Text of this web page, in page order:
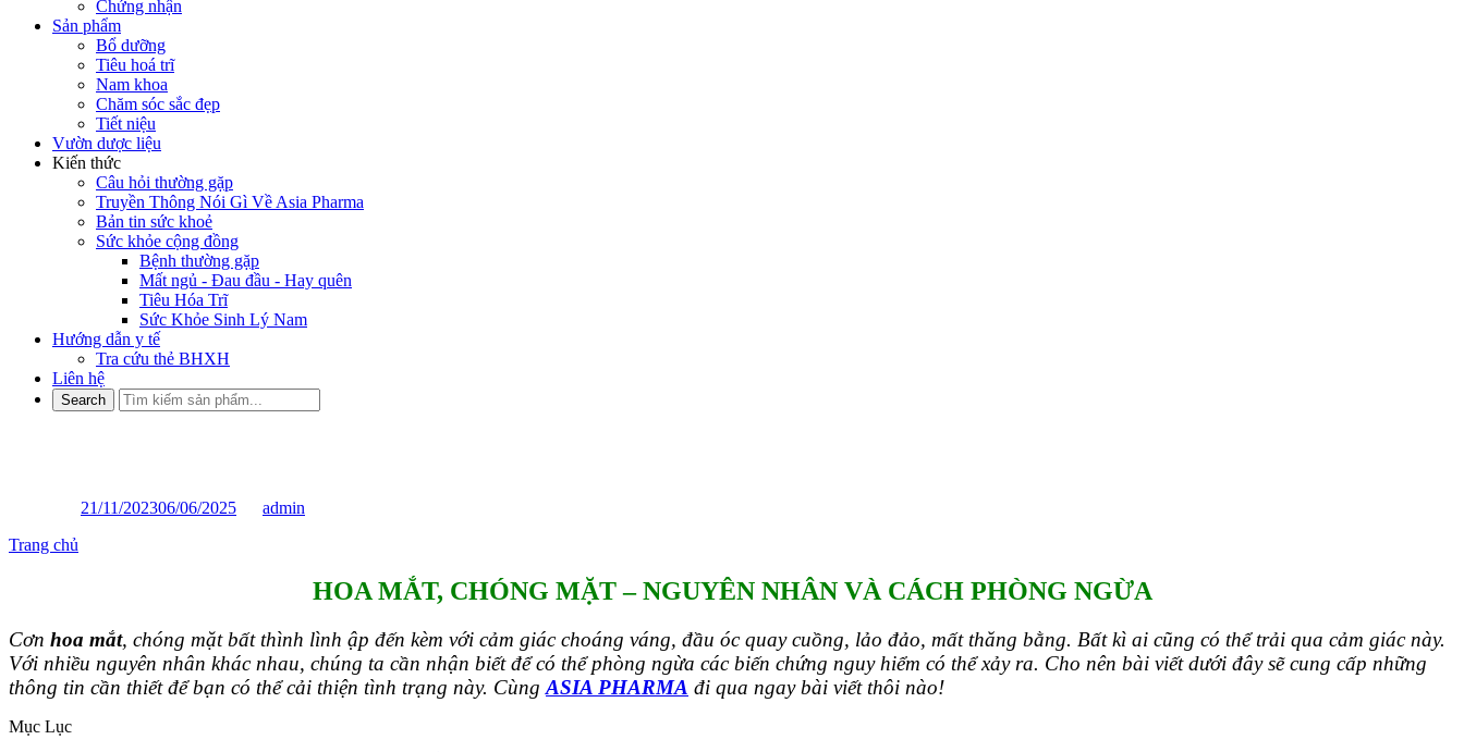
Chứng nhận
Sản phẩm
Bổ dưỡng
Tiêu hoá trĩ
Nam khoa
Chăm sóc sắc đẹp
Tiết niệu
Vườn dược liệu
Kiến thức
Câu hỏi thường gặp
Truyền Thông Nói Gì Về Asia Pharma
Bản tin sức khoẻ
Sức khỏe cộng đồng
Bệnh thường gặp
Mất ngủ - Đau đầu - Hay quên
Tiêu Hóa Trĩ
Sức Khỏe Sinh Lý Nam
Hướng dẫn y tế
Tra cứu thẻ BHXH
Liên hệ
21/11/202306/06/2025
admin
Trang chủ
HOAMẮT, CHÓNG MẶT – NGUYÊN NHÂN VÀ CÁCH PHÒNG NGỪA
Cơn hoa mắt, chóng mặt bất thình lình ập đến kèm với cảm giác choáng váng, đầu óc quay cuồng, lảo đảo, mất thăng bằng. Bất kì ai cũng có thể trải qua cảm giác này.
Với nhiều nguyên nhân khác nhau, chúng ta cần nhận biết để có thể phòng ngừa các biến chứng nguy hiểm có thể xảy ra. Cho nên bài viết dưới đây sẽ cung cấp những
thông tin cần thiết để bạn có thể cải thiện tình trạng này. Cùng ASIA PHARMA đi qua ngay bài viết thôi nào!
Mục Lục